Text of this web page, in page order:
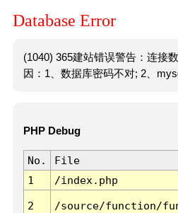
Database Error
(1040) 365建站错误警告：连接
因：1、数据库密码不对; 2、
PHP Debug
No. File
1
/index.php
2 /source/function/